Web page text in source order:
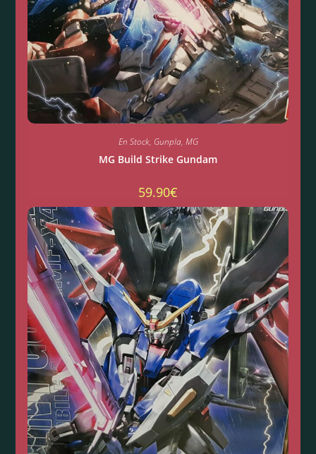
En Stock, Gunpla, MG
MG Build Strike Gundam
59.90€